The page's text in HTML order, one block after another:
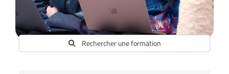
Rechercher une formation